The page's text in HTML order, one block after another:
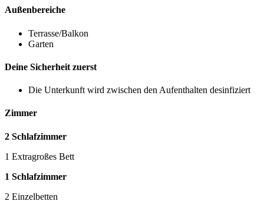
Außenbereiche
Terrasse/Balkon
Garten
Deine Sicherheit zuerst
Die Unterkunft wird zwischen den Aufenthalten desinfiziert
Zimmer
2 Schlafzimmer
1 Extragroßes Bett
1 Schlafzimmer
2 Einzelbetten